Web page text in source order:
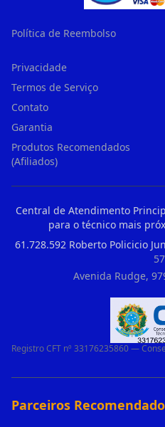
Política de Reembolso
Privacidade
Termos de Serviço
Contato
Garantia
Produtos Recomendados
(Afiliados)
Central de Atendimento
para o técnico mais
61.728.592 Roberto Policicio
57
Avenida Rudge,
Registro CFT nº 33176235860 —
Parceiros